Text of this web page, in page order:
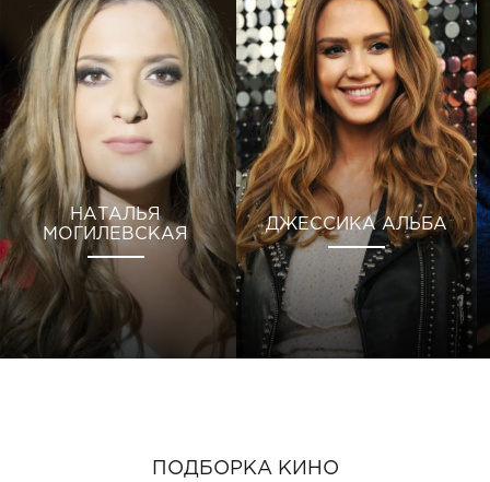
НАТАЛЬЯ
МОГИЛЕВСКАЯ
ДЖЕССИКА АЛЬБА
ПОДБОРКА КИНО